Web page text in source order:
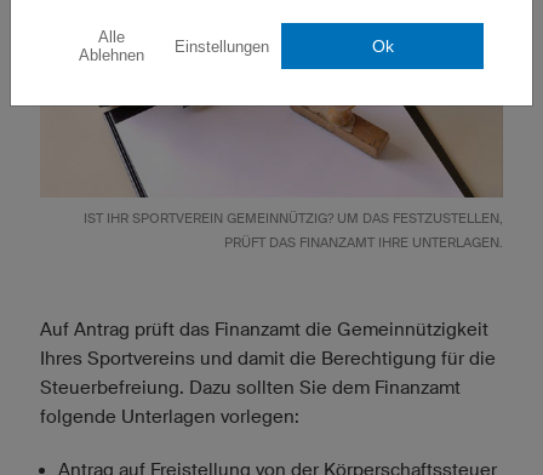
IST IHR SPORTVEREIN GEMEINNÜTZIG? UM DAS FESTZUSTELLEN,
PRÜFT DAS FINANZAMT IHRE UNTERLAGEN.
Auf Antrag prüft das Finanzamt die Gemeinnützigkeit
Ihres Sportvereins und damit die Berechtigung für die
Steuerbefreiung. Dazu sollten Sie dem Finanzamt
folgende Unterlagen vorlegen:
Antrag auf Freistellung von der Körperschaftssteuer
Alle
Ablehnen
Einstellungen Ok